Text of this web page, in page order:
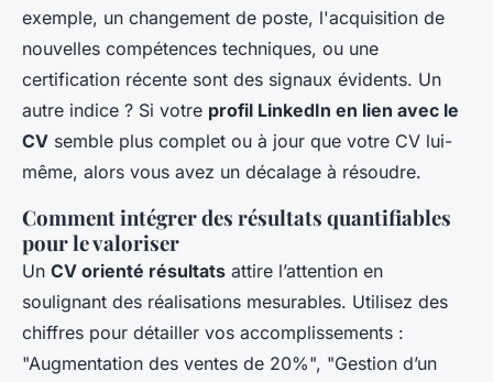
exemple, un changement de poste, l'acquisition de
nouvelles compétences techniques, ou une
certification récente sont des signaux évidents. Un
autre indice ? Si votre profil LinkedIn en lien avec le
CV semble plus complet ou à jour que votre CV lui-
même, alors vous avez un décalage à résoudre.
Comment intégrer des résultats quantifiables
pour le valoriser
Un CV orienté résultats attire l’attention en
soulignant des réalisations mesurables. Utilisez des
chiffres pour détailler vos accomplissements :
"Augmentation des ventes de 20%", "Gestion d’un